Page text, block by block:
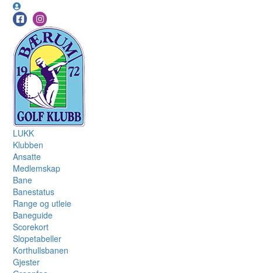
LUKK
Klubben
Ansatte
Medlemskap
Bane
Banestatus
Range og utleie
Baneguide
Scorekort
Slopetabeller
Korthullsbanen
Gjester